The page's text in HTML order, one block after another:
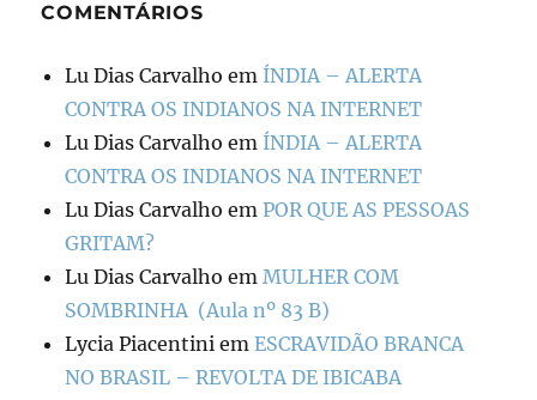
COMENTÁRIOS
Lu Dias Carvalho em ÍNDIA – ALERTA
CONTRA OS INDIANOS NA INTERNET
Lu Dias Carvalho em ÍNDIA – ALERTA
CONTRA OS INDIANOS NA INTERNET
Lu Dias Carvalho emPOR QUE AS PESSOAS
GRITAM?
Lu Dias Carvalho emMULHER COM
SOMBRINHA (Aula nº 83 B)
Lycia Piacentini emESCRAVIDÃO BRANCA
NO BRASIL – REVOLTA DE IBICABA